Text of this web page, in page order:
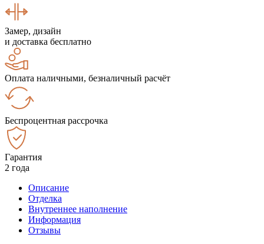
Замер, дизайн
и доставка бесплатно
Оплата наличными, безналичный расчёт
Беспроцентная рассрочка
Гарантия
2 года
Описание
Отделка
Внутреннее наполнение
Информация
Отзывы